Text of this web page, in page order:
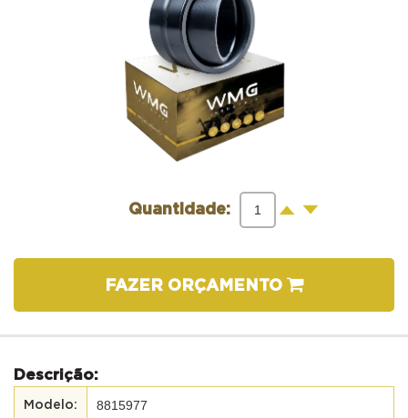
Quantidade: + -
FAZER ORÇAMENTO
Descrição:
8815977